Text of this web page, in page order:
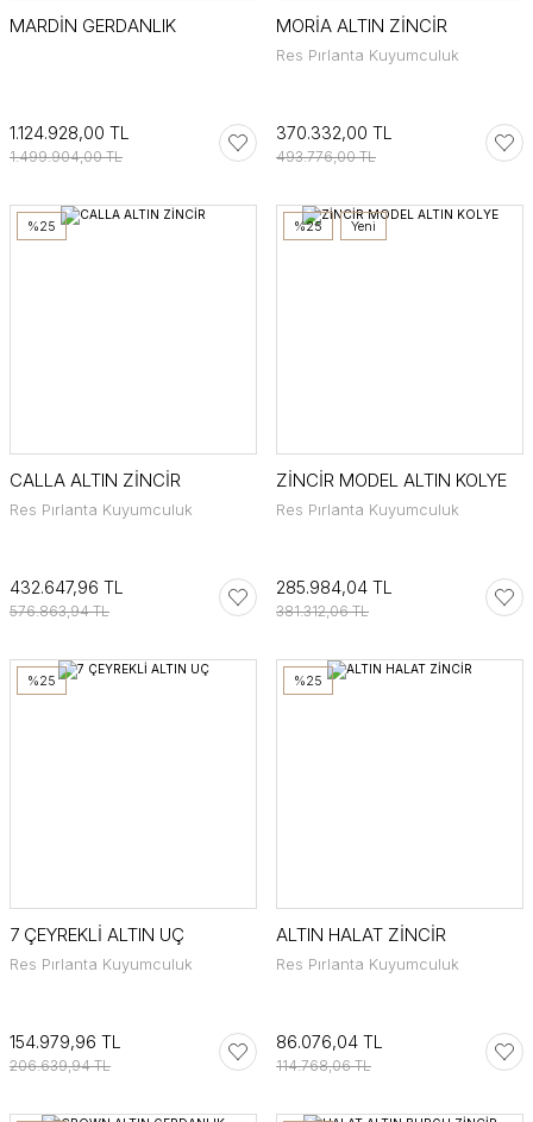
MARDİN GERDANLIK
1.124.928,00 TL
1.499.904,00 TL
MORİA ALTIN ZİNCİR
Res Pırlanta Kuyumculuk
370.332,00 TL
493.776,00 TL
%25
CALLA ALTIN ZİNCİR
Res Pırlanta Kuyumculuk
432.647,96 TL
576.863,94 TL
%25 Yeni
ZİNCİR MODEL ALTIN KOLYE
Res Pırlanta Kuyumculuk
285.984,04 TL
381.312,06 TL
%25
7 ÇEYREKLİ ALTIN UÇ
Res Pırlanta Kuyumculuk
154.979,96 TL
206.639,94 TL
%25
ALTIN HALAT ZİNCİR
Res Pırlanta Kuyumculuk
86.076,04 TL
114.768,06 TL